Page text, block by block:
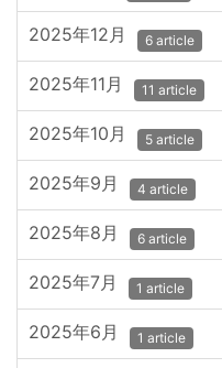
2025年12月 6 article
2025年11月 11 article
2025年10月 5 article
2025年9月 4 article
2025年8月 6 article
2025年7月 1 article
2025年6月 1 article